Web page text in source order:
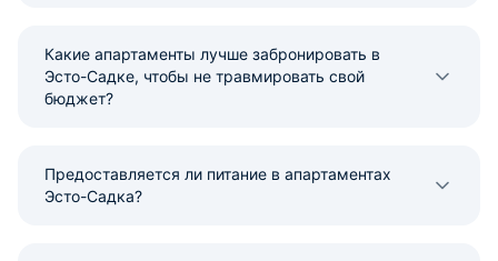
Какие апартаменты лучше забронировать в
Эсто-Садке, чтобы не травмировать свой
бюджет?
Предоставляется ли питание в апартаментах
Эсто-Садка?